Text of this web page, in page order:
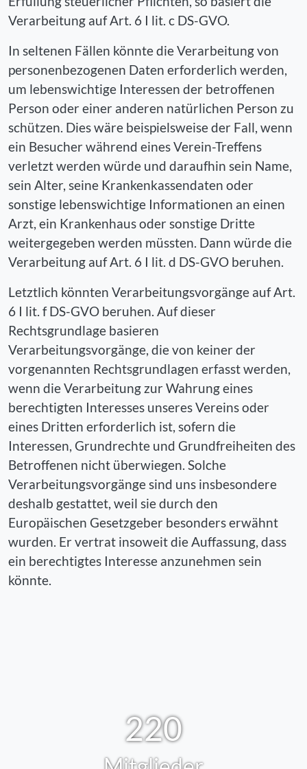
Verarbeitung auf Art. 6 I lit. c DS-GVO.
In seltenen Fällen könnte die Verarbeitung von
personenbezogenen Daten erforderlich werden,
um lebenswichtige Interessen der betroffenen
Person oder einer anderen natürlichen Person zu
schützen. Dies wäre beispielsweise der Fall, wenn
ein Besucher während eines Verein-Treffens
verletzt werden würde und daraufhin sein Name,
sein Alter, seine Krankenkassendaten oder
sonstige lebenswichtige Informationen an einen
Arzt, ein Krankenhaus oder sonstige Dritte
weitergegeben werden müssten. Dann würde die
Verarbeitung auf Art. 6 I lit. d DS-GVO beruhen.
Letztlich könnten Verarbeitungsvorgänge auf Art.
6 I lit. f DS-GVO beruhen. Auf dieser
Rechtsgrundlage basieren
Verarbeitungsvorgänge, die von keiner der
vorgenannten Rechtsgrundlagen erfasst werden,
wenn die Verarbeitung zur Wahrung eines
berechtigten Interesses unseres Vereins oder
eines Dritten erforderlich ist, sofern die
Interessen, Grundrechte und Grundfreiheiten des
Betroffenen nicht überwiegen. Solche
Verarbeitungsvorgänge sind uns insbesondere
deshalb gestattet, weil sie durch den
Europäischen Gesetzgeber besonders erwähnt
wurden. Er vertrat insoweit die Auffassung, dass
ein berechtigtes Interesse anzunehmen sein
könnte.
220